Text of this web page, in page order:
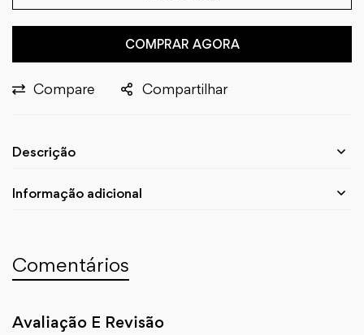
COMPRAR AGORA
Compare Compartilhar
Descrição
Informação adicional
Comentários
Avaliação E Revisão